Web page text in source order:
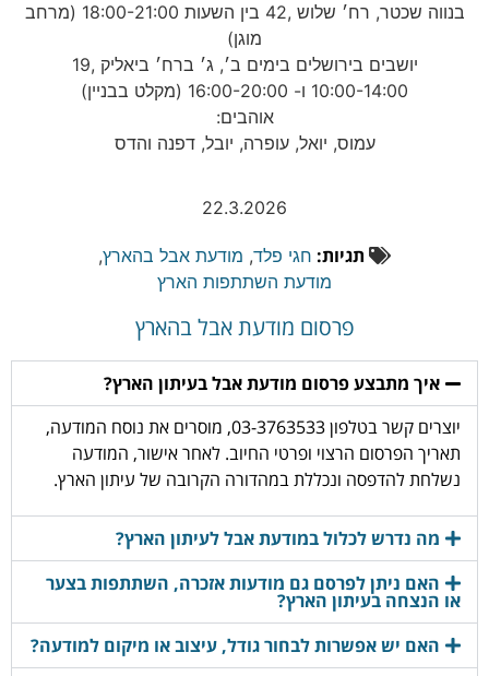
בנווה שכטר, רח׳ שלוש ,42 בין השעות 18:00-21:00 (מרחב
מוגן)
יושבים בירושלים בימים ב׳, ג׳ ברח׳ ביאליק ,19
10:00-14:00 ו- 16:00-20:00 (מקלט בבניין)
אוהבים:
עמוס, יואל, עופרה, יובל, דפנה והדס
22.3.2026
תגיות: חגי פלד, מודעת אבל בהארץ,
מודעת השתתפות הארץ
פרסום מודעת אבל בהארץ
איך מתבצע פרסום מודעת אבל בעיתון הארץ?
יוצרים קשר בטלפון 03-3763533, מוסרים את נוסח המודעה,
תאריך הפרסום הרצוי ופרטי החיוב. לאחר אישור, המודעה
נשלחת להדפסה ונכללת במהדורה הקרובה של עיתון הארץ.
מה נדרש לכלול במודעת אבל לעיתון הארץ?
האם ניתן לפרסם גם מודעות אזכרה, השתתפות בצער
או הנצחה בעיתון הארץ?
האם יש אפשרות לבחור גודל, עיצוב או מיקום למודעה?